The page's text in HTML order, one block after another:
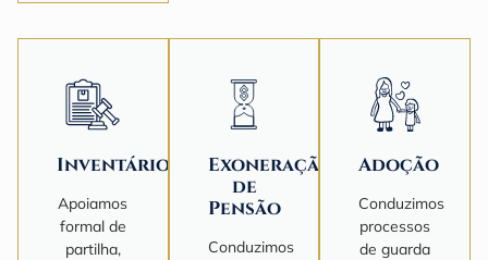
Inventário
Apoiamos
formal de
partilha,
Exoneração
de
Pensão
Conduzimos
Adoção
Conduzimos
processos
de guarda